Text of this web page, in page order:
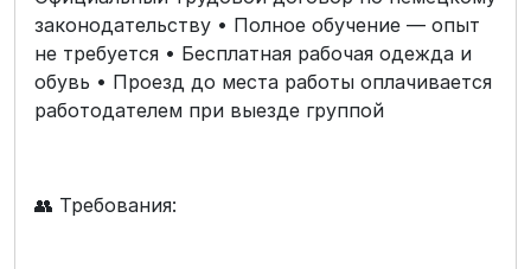
законодательству • Полное обучение — опыт
не требуется • Бесплатная рабочая одежда и
обувь • Проезд до места работы оплачивается
работодателем при выезде группой
👥 Требования: